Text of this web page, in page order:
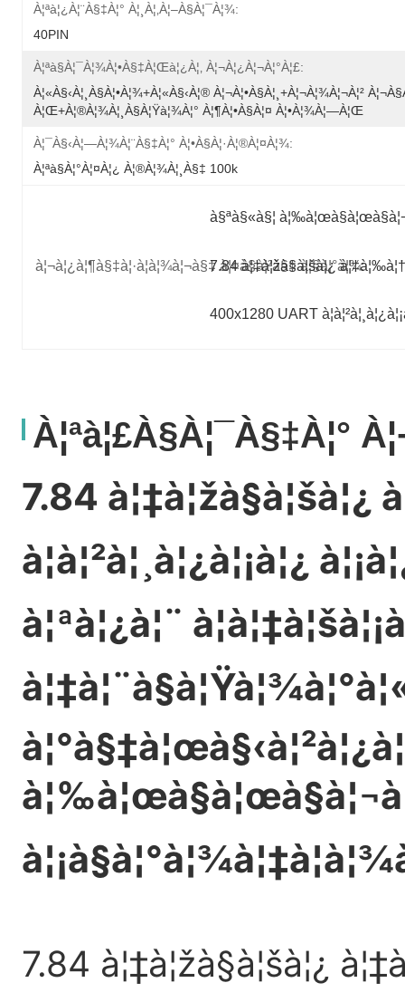
À¦ªà¦¿à¦¨à§‡à¦° À¦¸à¦‚à¦–À§à¦¯à¦¾:
40PIN
À¦ªà§à¦¯à¦¾à¦•à§‡à¦œà¦¿à¦‚ À¦¬à¦¿à¦¬à¦°à¦£:
À¦«à§‹à¦¸à§à¦•à¦¾+à¦«à§‹à¦® À¦¬à¦•à§à¦¸+à¦¬à¦¾à¦¬à¦²
À¦œ+à¦®à¦¾à¦¸à§à¦Ÿà¦¾à¦° À¦¶à¦•à§à¦¤ À¦•à¦¾à¦—À¦œ
À¦¯à§‹à¦—À¦¾à¦¨à§‡à¦° À¦•à§à¦·à¦®à¦¤à¦¾:
À¦ªà§à¦°à¦¤à¦¿ À¦®à¦¾à¦¸à§‡ 100k
à¦¬à¦¿à¦¶à§‡à¦·à¦­à¦¾à¦¬à§‡ à¦¤à§à¦²à§‡ à¦§à¦°à¦¾:
à§ªà§«à§¦
7.84 à¦‡à¦žà§à¦šà¦¿
400x1280 UART
À¦ªà¦£à§à¦¯à§‡à¦°
7.84 à¦‡à¦žà§à¦šà¦¿
à¦à¦²à¦¸à¦¿à¦¡à¦¿
à¦ªà¦¿à¦¨
7.84 à¦‡à¦žà§à¦šà¦¿